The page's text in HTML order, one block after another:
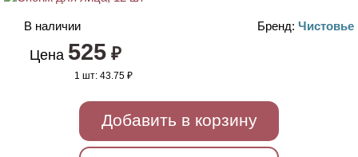
В наличии Бренд: Чистовье
Цена 525₽
1 шт:43.75 ₽
Добавить в корзину